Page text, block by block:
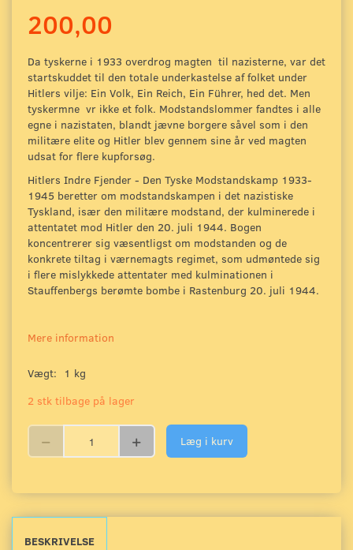
200,00
Da tyskerne i 1933 overdrog magten til nazisterne, var det
startskuddet til den totale underkastelse af folket under
Hitlers vilje: Ein Volk, Ein Reich, Ein Führer, hed det. Men
tyskermne vr ikke et folk. Modstandslommer fandtes i alle
egne i nazistaten, blandt jævne borgere såvel som i den
militære elite og Hitler blev gennem sine år ved magten
udsat for flere kupforsøg.
Hitlers Indre Fjender - Den Tyske Modstandskamp 1933-
1945 beretter om modstandskampen i det nazistiske
Tyskland, især den militære modstand, der kulminerede i
attentatet mod Hitler den 20. juli 1944. Bogen
koncentrerer sig væsentligst om modstanden og de
konkrete tiltag i værnemagts regimet, som udmøntede sig
i flere mislykkede attentater med kulminationen i
Stauffenbergs berømte bombe i Rastenburg 20. juli 1944.
Mere information
Vægt:
1 kg
2 stk tilbage på lager
Læg i kurv
BESKRIVELSE